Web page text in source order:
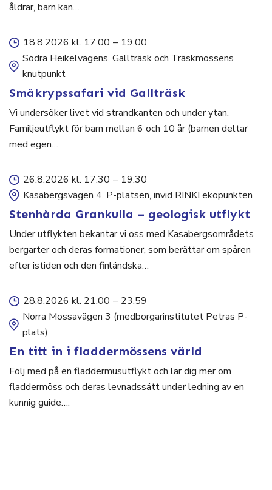
åldrar, barn kan…
18.8.2026 kl. 17.00 – 19.00
Södra Heikelvägens, Gallträsk och Träskmossens
knutpunkt
Småkrypssafari vid Gallträsk
Vi undersöker livet vid strandkanten och under ytan.
Familjeutflykt för barn mellan 6 och 10 år (barnen deltar
med egen…
26.8.2026 kl. 17.30 – 19.30
Kasabergsvägen 4. P-platsen, invid RINKI ekopunkten
Stenhårda Grankulla – geologisk utflykt
Under utflykten bekantar vi oss med Kasabergsområdets
bergarter och deras formationer, som berättar om spåren
efter istiden och den finländska…
28.8.2026 kl. 21.00 – 23.59
Norra Mossavägen 3 (medborgarinstitutet Petras P-
plats)
En titt in i fladdermössens värld
Följ med på en fladdermusutflykt och lär dig mer om
fladdermöss och deras levnadssätt under ledning av en
kunnig guide….